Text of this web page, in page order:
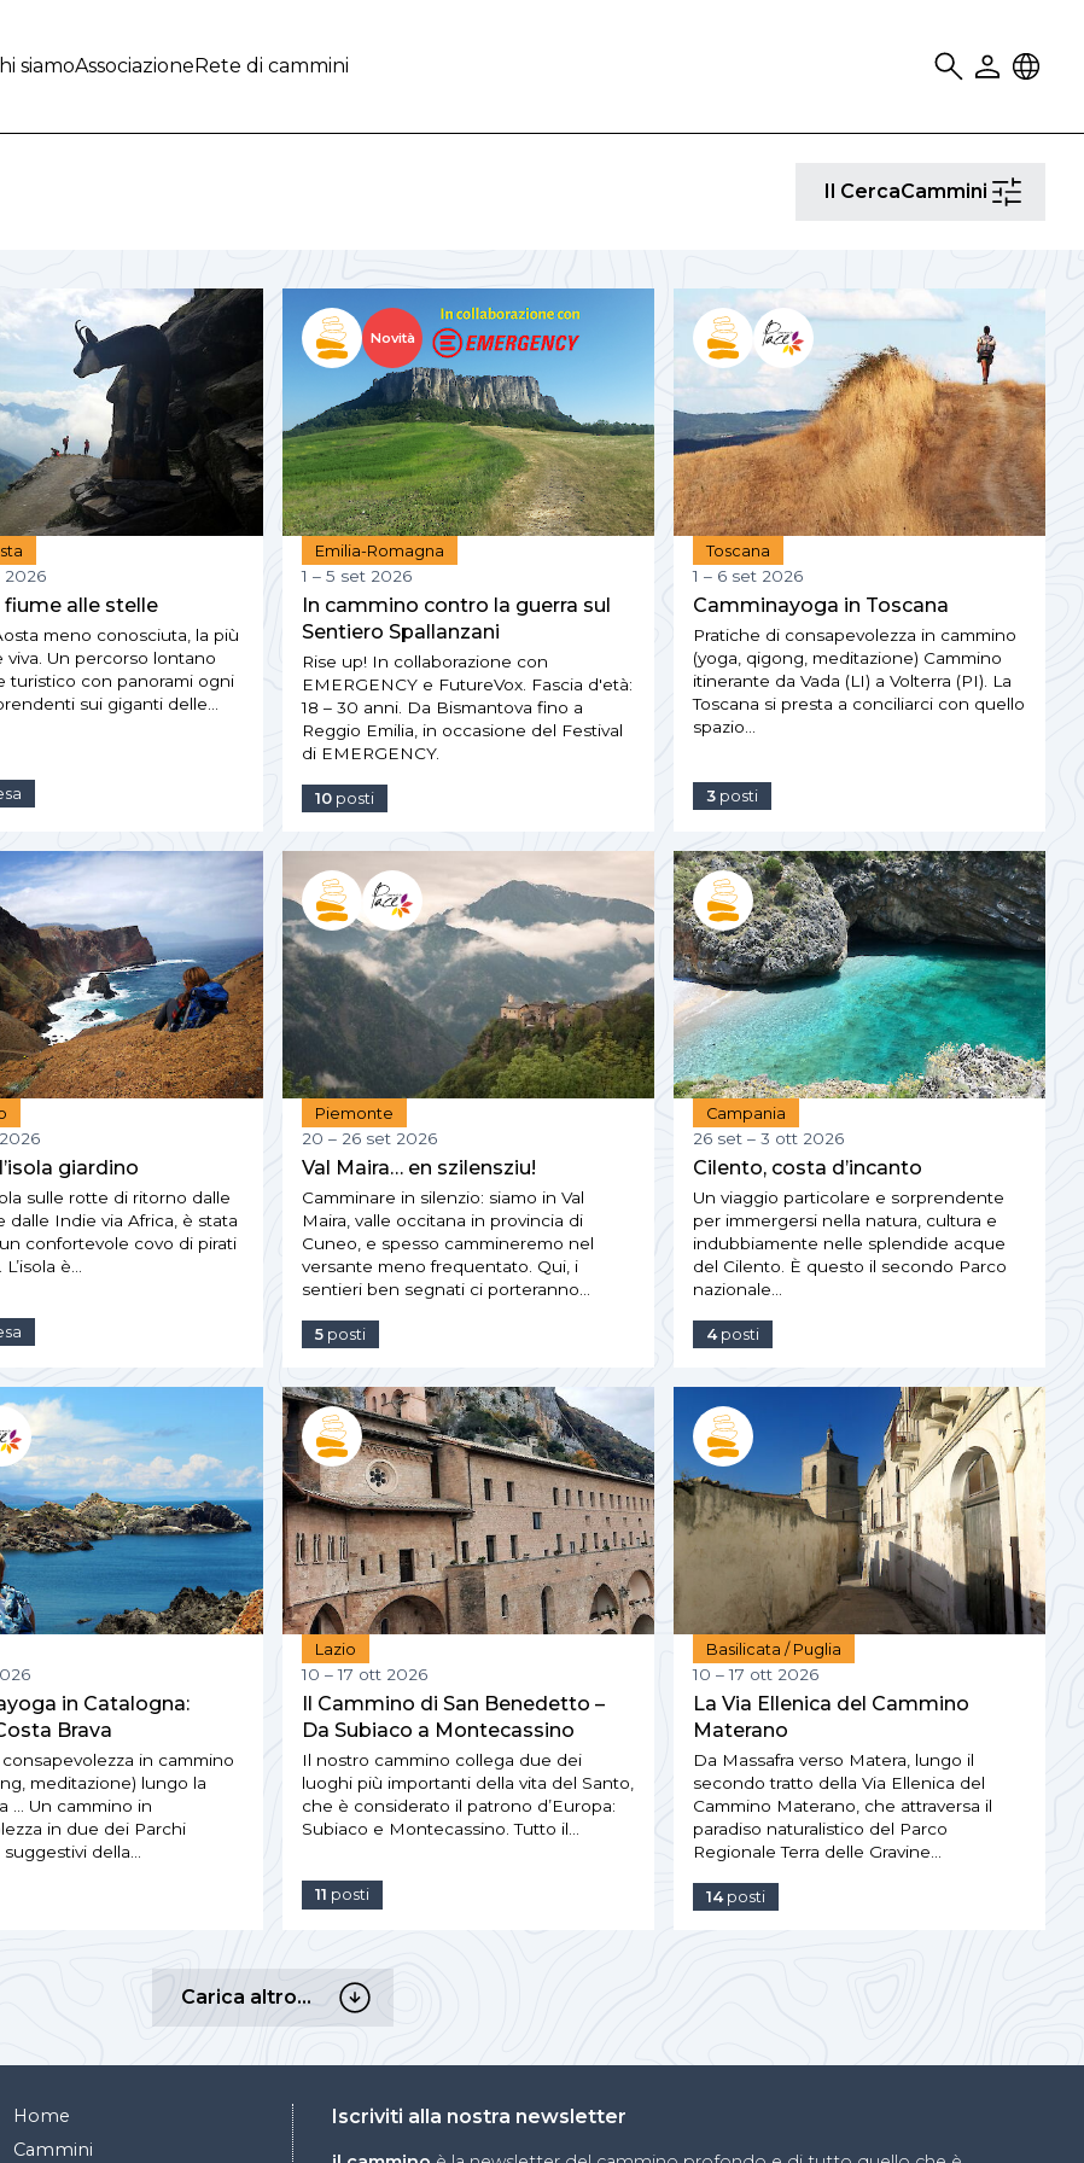
siamoAssociazioneRete di cammini SearchUser Locale
Il CercaCammini
Il
2026
fiume alle stelle
meno conosciuta, la più
viva. Un percorso lontano
turistico con panorami ogni
sui giganti delle…
Novità
Emilia-Romagna
1 – 5 set 2026
In cammino contro la guerra sul
Sentiero Spallanzani
Rise up! In collaborazione con
EMERGENCY e FutureVox. Fascia d'età:
18 – 30 anni. Da Bismantova fino a
Reggio Emilia, in occasione del Festival
di EMERGENCY.
10 posti
Toscana
1 – 6 set 2026
Camminayoga in Toscana
Pratiche di consapevolezza in cammino
(yoga, qigong, meditazione) Cammino
itinerante da Vada (LI) a Volterra (PI). La
Toscana si presta a conciliarci con quello
spazio…
3 posti
giardino
sulle rotte di ritorno dalle
dalle Indie via Africa, è stata
confortevole covo di pirati
è…
Piemonte
20 – 26 set 2026
Val Maira… en szilensziu!
Camminare in silenzio: siamo in Val
Maira, valle occitana in provincia di
Cuneo, e spesso cammineremo nel
versante meno frequentato. Qui, i
sentieri ben segnati ci porteranno…
5 posti
Campania
26 set – 3 ott 2026
Cilento, costa d’incanto
Un viaggio particolare e sorprendente
per immergersi nella natura, cultura e
indubbiamente nelle splendide acque
del Cilento. È questo il secondo Parco
nazionale…
4posti
in Catalogna:
Brava
in cammino
meditazione) lungo la
… Un cammino in
in due dei Parchi
della…
Lazio
10 – 17 ott 2026
Il Cammino di San Benedetto –
Da Subiaco a Montecassino
Il nostro cammino collega due dei
luoghi più importanti della vita del Santo,
che è considerato il patrono d’Europa:
Subiaco e Montecassino. Tutto il…
11 posti
Basilicata / Puglia
10 – 17 ott 2026
La Via Ellenica del Cammino
Materano
Da Massafra verso Matera, lungo il
secondo tratto della Via Ellenica del
Cammino Materano, che attraversa il
paradiso naturalistico del Parco
Regionale Terra delle Gravine…
14posti
Carica altro…
Carica
altro…
Home
Cammini
Iscriviti alla nostra newsletter